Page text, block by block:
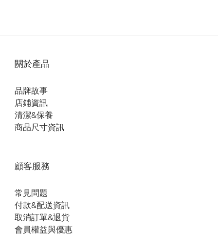
關於產品
品牌故事
店鋪資訊
清潔&保養
商品尺寸資訊
顧客服務
常見問題
付款&配送資訊
取消訂單&退貨
會員權益與優惠